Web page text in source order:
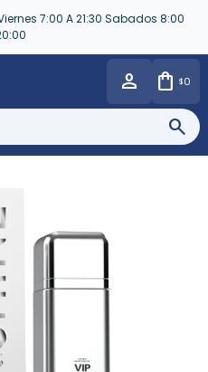
7:00 A 21:30 Sabados 8:00
$0